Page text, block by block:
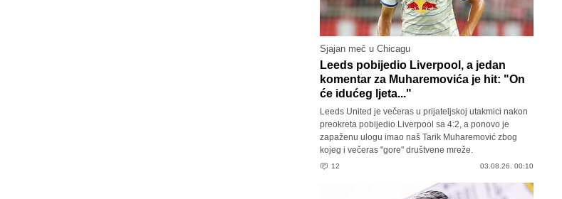
Sjajan meč u Chicagu
Leeds pobijedio Liverpool, a jedan
komentar za Muharemovića je hit: "On
će idućeg ljeta..."
Leeds United je večeras u prijateljskoj utakmici nakon
preokreta pobijedio Liverpool sa 4:2, a ponovo je
zapaženu ulogu imao naš Tarik Muharemović zbog
kojeg i večeras "gore" društvene mreže.
12 03.08.26. 00:10